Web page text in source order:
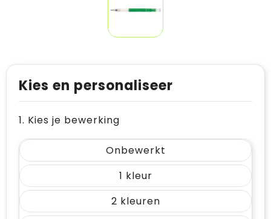
Kies en personaliseer
1. Kies je bewerking
Onbewerkt
1
2